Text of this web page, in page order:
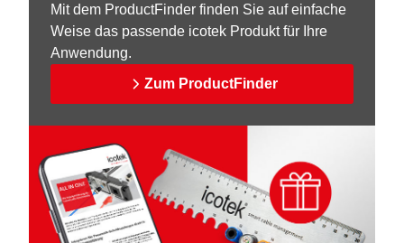
Mit dem ProductFinder finden Sie auf einfache
Weise das passende icotek Produkt für Ihre
Anwendung.
Zum ProductFinder